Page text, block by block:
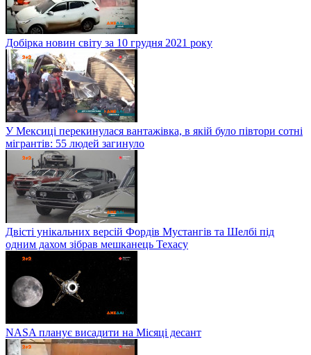
Добірка новин світу за 10 грудня 2021 року
У Мексиці перекинулася вантажівка, в якій було півтори сотні
мігрантів: 55 людей загинуло
Двісті унікальних версій Фордів Мустангів та Шелбі під
одним дахом зібрав мешканець Техасу
NASA планує висадити на Місяці десант